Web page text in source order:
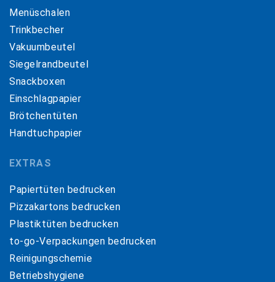
Menüschalen
Trinkbecher
Vakuumbeutel
Siegelrandbeutel
Snackboxen
Einschlagpapier
Brötchentüten
Handtuchpapier
EXTRAS
Papiertüten bedrucken
Pizzakartons bedrucken
Plastiktüten bedrucken
to-go-Verpackungen bedrucken
Reinigungschemie
Betriebshygiene